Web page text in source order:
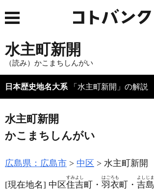
水主町新開
（読み）かこまちしんがい
日本歴史地名大系 「水主町新開」の解説
水主町新開
かこまちしんがい
広島県：広島市 中区 水主町新開
[現在地名] 中区住吉
すみよし
町・ 羽衣
はごろも
町・ 吉島
よしじま